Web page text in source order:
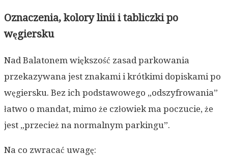
Oznaczenia, kolory linii i tabliczki po
węgiersku
Nad Balatonem większość zasad parkowania
przekazywana jest znakami i krótkimi dopiskami po
węgiersku. Bez ich podstawowego „odszyfrowania”
łatwo o mandat, mimo że człowiek ma poczucie, że
jest „przecież na normalnym parkingu”.
Na co zwracać uwagę: